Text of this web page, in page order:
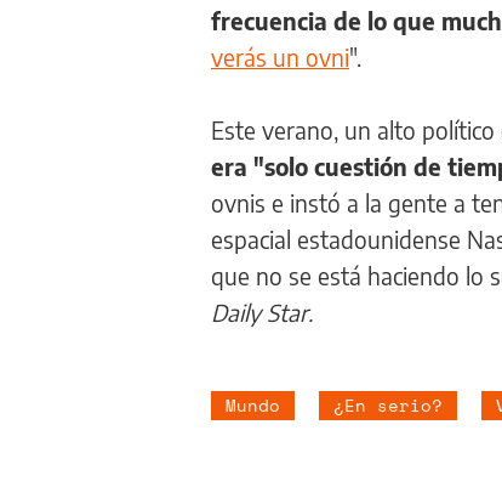
frecuencia de lo que
verás un ovni".
Este verano, un alto
era "solo cuestión de
ovnis e instó a la gente a
espacial estadounidense
que no se está haciendo lo
Daily Star.
Mundo ¿En serio?